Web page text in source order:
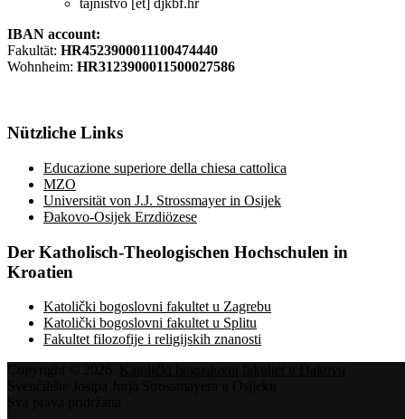
tajnistvo [et] djkbf.hr
IBAN account:
Fakultät: HR4523900011100474440
Wohnheim: HR3123900011500027586
Nützliche Links
Educazione superiore della chiesa cattolica
MZO
Universität von J.J. Strossmayer in Osijek
Đakovo-Osijek Erzdiözese
Der Katholisch-Theologischen Hochschulen in
Kroatien
Katolički bogoslovni fakultet u Zagrebu
Katolički bogoslovni fakultet u Splitu
Fakultet filozofije i religijskih znanosti